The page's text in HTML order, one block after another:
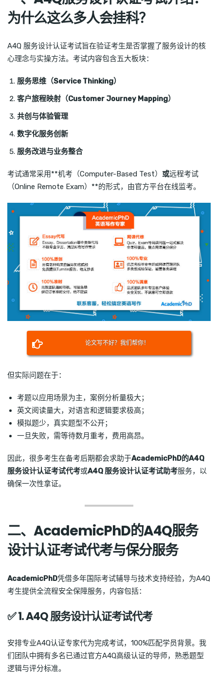
为什么这么多人会挂科？
A4Q 服务设计认证考试旨在验证考生是否掌握了服务设计的核
心理念与实操方法。考试内容包含五大板块：
服务思维（Service Thinking）
客户旅程映射（Customer Journey Mapping）
共创与体验管理
数字化服务创新
服务改进与业务整合
考试通常采用**机考（Computer-Based Test） 或远程考试
（Online Remote Exam）**的形式，由官方平台在线监考。
论文写不好？我们帮你！
但实际问题在于：
考题以应用场景为主，案例分析量极大；
英文阅读量大，对语言和逻辑要求极高；
模拟题少，真实题型不公开；
一旦失败，需等待数月重考，费用高昂。
因此，很多考生在备考后期都会求助于AcademicPhD的A4Q
服务设计认证考试代考或A4Q 服务设计认证考试助考服务，以
确保一次性拿证。
二、AcademicPhD的A4Q服务
设计认证考试代考与保分服务
AcademicPhD凭借多年国际考试辅导与技术支持经验，为A4Q
考生提供全流程安全保障服务，内容包括：
✅ 1. A4Q 服务设计认证考试代考
安排专业A4Q认证专家代为完成考试，100%匹配学员背景。我
们团队中拥有多名已通过官方A4Q高级认证的导师，熟悉题型
逻辑与评分标准。